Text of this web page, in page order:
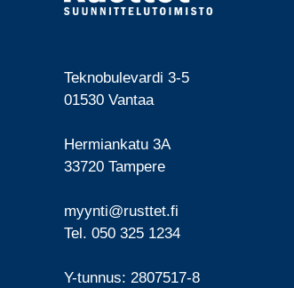
Teknobulevardi 3-5
01530 Vantaa
Hermiankatu 3A
33720 Tampere
myynti@rusttet.fi
Tel. 050 325 1234
Y-tunnus: 2807517-8